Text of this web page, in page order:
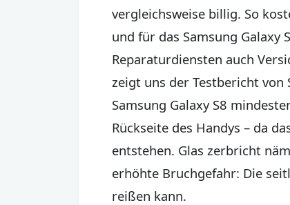
vergleichsweise billig. So
und für das Samsung Galaxy
Reparaturdiensten auch
zeigt uns der Testbericht
Samsung Galaxy S8
Rückseite des Handys – da
entstehen. Glas zerbricht
erhöhte Bruchgefahr: Die
reißen kann.